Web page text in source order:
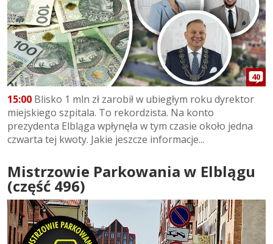
40
15:00 Blisko 1 mln zł zarobił w ubiegłym roku dyrektor
miejskiego szpitala. To rekordzista. Na konto
prezydenta Elbląga wpłynęła w tym czasie około jedna
czwarta tej kwoty. Jakie jeszcze informacje...
Mistrzowie Parkowania w Elblągu
(część 496)